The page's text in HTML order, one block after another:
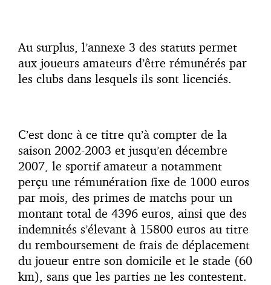
Au surplus, l’annexe 3 des statuts permet
aux joueurs amateurs d’être rémunérés par
les clubs dans lesquels ils sont licenciés.
C’est donc à ce titre qu’à compter de la
saison 2002-2003 et jusqu’en décembre
2007, le sportif amateur a notamment
perçu une rémunération fixe de 1000 euros
par mois, des primes de matchs pour un
montant total de 4396 euros, ainsi que des
indemnités s’élevant à 15800 euros au titre
du remboursement de frais de déplacement
du joueur entre son domicile et le stade (60
km), sans que les parties ne les contestent.